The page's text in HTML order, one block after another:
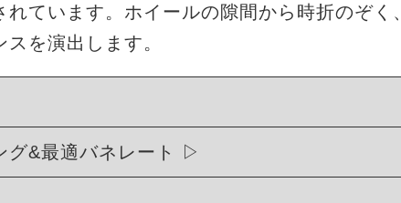
れています。ホイールの隙間から時折のぞく
を演出します。
&最適バネレート